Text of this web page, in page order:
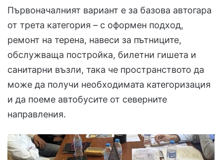
Първоначалният вариант е за базова автогара
от трета категория – с оформен подход,
ремонт на терена, навеси за пътниците,
обслужваща постройка, билетни гишета и
санитарни възли, така че пространството да
може да получи необходимата категоризация
и да поеме автобусите от северните
направления.